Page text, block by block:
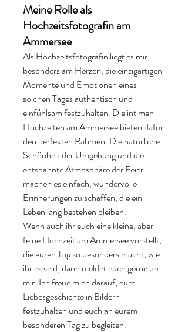
Meine Rolle als
Hochzeitsfotografin am
Ammersee
Als Hochzeitsfotografin liegt es mir
besonders am Herzen, die einzigartigen
Momente und Emotionen eines
solchen Tages authentisch und
einfühlsam festzuhalten. Die intimen
Hochzeiten am Ammersee bieten dafür
den perfekten Rahmen. Die natürliche
Schönheit der Umgebung und die
entspannte Atmosphäre der Feier
machen es einfach, wundervolle
Erinnerungen zu schaffen, die ein
Leben lang bestehen bleiben.
Wenn auch ihr euch eine kleine, aber
feine Hochzeit am Ammersee vorstellt,
die euren Tag so besonders macht, wie
ihr es seid, dann meldet euch gerne bei
mir. Ich freue mich darauf, eure
Liebesgeschichte in Bildern
festzuhalten und euch an eurem
besonderen Tag zu begleiten.